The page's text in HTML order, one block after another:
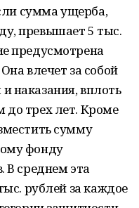
сумма ущерба,
превышает 5 тыс.
предусмотрена
влечет за собой
наказания, вплоть
до трех лет. Кроме
сумму
фонду
В среднем эта
рублей за каждое